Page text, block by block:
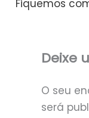
Fiquemos
Deixe
O seu
será